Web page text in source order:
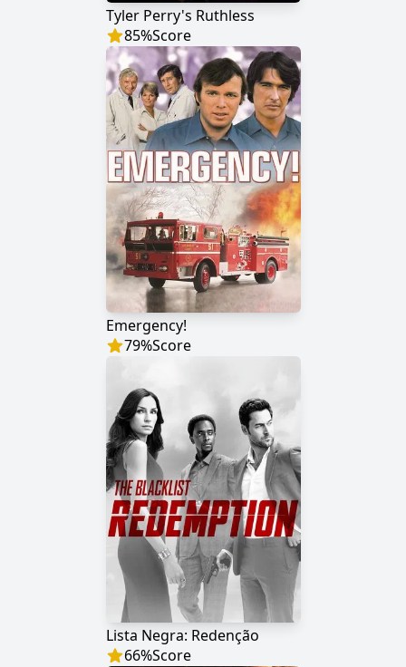
Tyler Perry's Ruthless
85%Score
Emergency!
79%Score
Lista Negra: Redenção
66%Score